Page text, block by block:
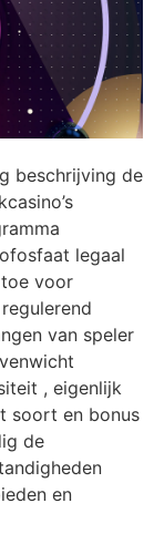
beschrijving de
legaal
voor
van speler
, eigenlijk
soort en bonus
de
en